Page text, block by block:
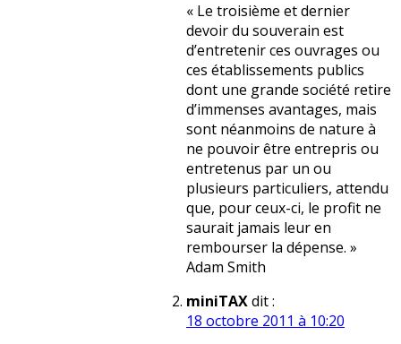
« Le troisième et dernier
devoir du souverain est
d’entretenir ces ouvrages ou
ces établissements publics
dont une grande société retire
d’immenses avantages, mais
sont néanmoins de nature à
ne pouvoir être entrepris ou
entretenus par un ou
plusieurs particuliers, attendu
que, pour ceux-ci, le profit ne
saurait jamais leur en
rembourser la dépense. »
Adam Smith
miniTAXdit :
18 octobre 2011 à 10:20